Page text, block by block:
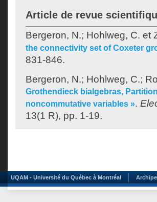
Article de revue
Bergeron, N.; Hohlweg, C. et
the connectivity set of Coxeter
831-846.
Bergeron, N.; Hohlweg, C.;
Grothendieck bialgebras,
noncommutative variables ».
13(1 R), pp. 1-19.
UQAM - Université du Québec à Montréal